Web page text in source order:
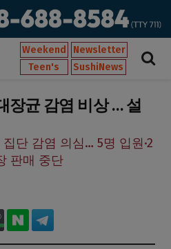
Weekend
Newsletter
Teen's
SushiNews
장균 감염 비상 … 설
단 감염 의심… 5명 입원·2
판매 중단